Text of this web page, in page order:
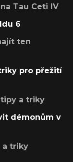
Tau Ceti IV
6
ten
pro přežití
tipy a triky
démonům v
a triky